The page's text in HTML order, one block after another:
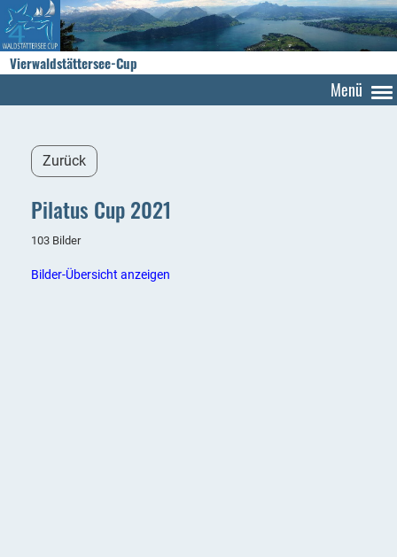
Vierwaldstättersee-Cup
Menü
Zurück
Pilatus Cup 2021
103 Bilder
Bilder-Übersicht anzeigen